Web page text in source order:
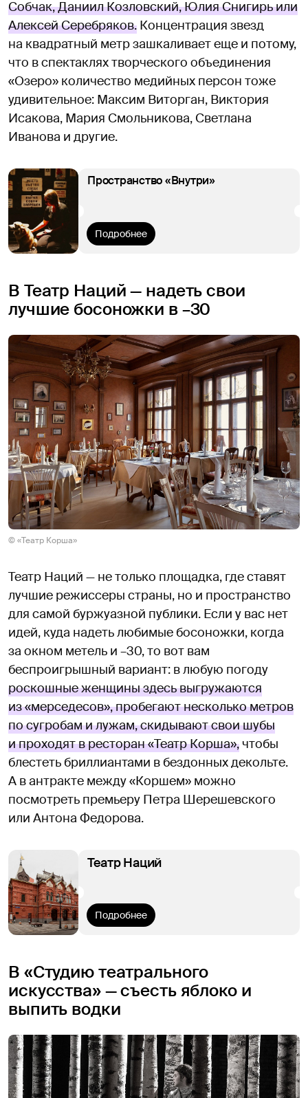
Собчак, Даниил Козловский, Юлия Снигирь или
Алексей Серебряков. Концентрация звезд
на квадратный метр зашкаливает еще и потому,
что в спектаклях творческого объединения
«Озеро» количество медийных персон тоже
удивительное: Максим Виторган, Виктория
Исакова, Мария Смольникова, Светлана
Иванова и другие.
Пространство «Внутри»
Подробнее
В Театр Наций — надеть свои
лучшие босоножки в –30
© «Театр Корша»
Театр Наций — не только площадка, где ставят
лучшие режиссеры страны, но и пространство
для самой буржуазной публики. Если у вас нет
идей, куда надеть любимые босоножки, когда
за окном метель и –30, то вот вам
беспроигрышный вариант: в любую погоду
роскошные женщины здесь выгружаются
из «мерседесов», пробегают несколько метров
по сугробам и лужам, скидывают свои шубы
и проходят в ресторан «Театр Корша», чтобы
блестеть бриллиантами в бездонных декольте.
А в антракте между «Коршем» можно
посмотреть премьеру Петра Шерешевского
или Антона Федорова.
Театр Наций
Подробнее
В «Студию театрального
искусства» — съесть яблоко и
выпить водки